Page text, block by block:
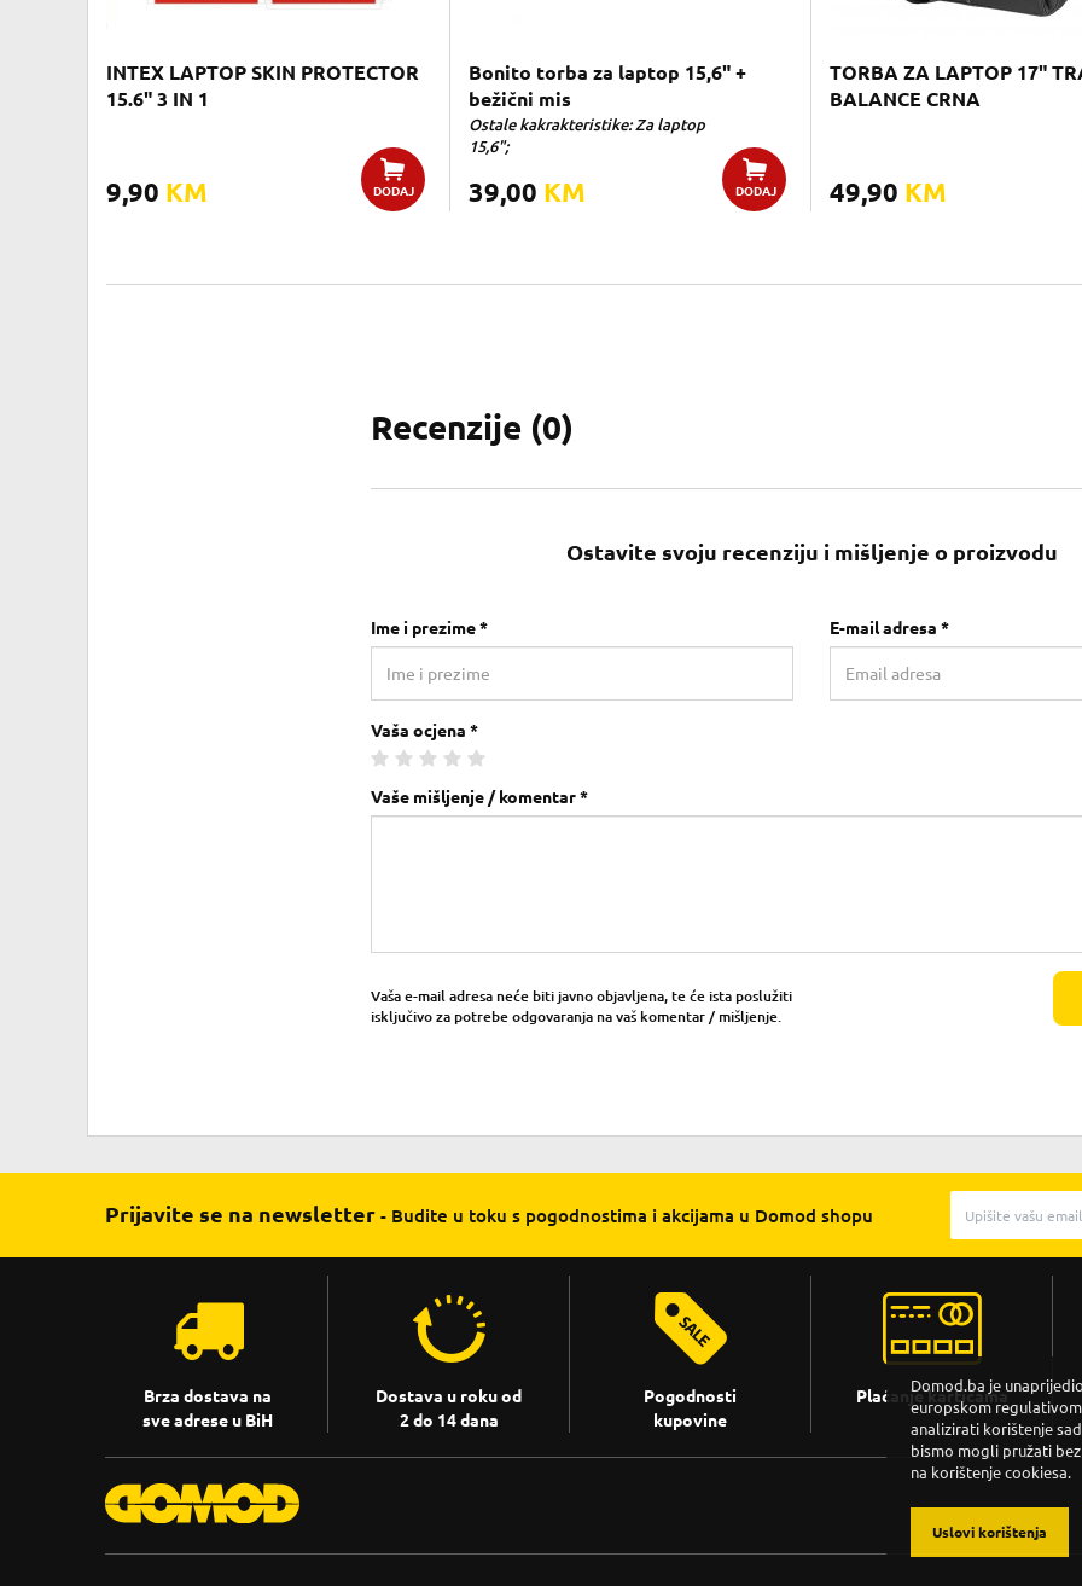
INTEX LAPTOP SKIN PROTECTOR
15.6" 3 IN 1
9,90 KM DODAJ
Bonito torba za laptop 15,6" +
bežični mis
Ostale kakrakteristike: Za laptop
15,6";
39,00 KM DODAJ
TORBA ZA LAPTOP 17"
BALANCE CRNA
49,90 KM
Recenzije (0)
Ostavite svoju recenziju i mišljenje o proizvodu
Ime i prezime * E-mail adresa *
Vaša ocjena *
Vaše mišljenje / komentar *
Vaša e-mail adresa neće biti javno objavljena, te će ista poslužiti
isključivo za potrebe odgovaranja na vaš komentar / mišljenje.
Prijavite se na newsletter - Budite u toku s pogodnostima i akcijama u Domod shopu
Brza dostava na
sve adrese u BiH
Dostava u roku od
2 do 14 dana
Pogodnosti
kupovine
Plaćanje karticama
Domod.ba je
europskom
analizirati korištenje
bismo mogli pružati
na korištenje cookiesa.
Uslovi korištenja